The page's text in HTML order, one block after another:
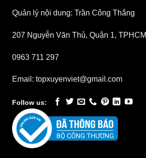
Quản lý nội dung: Trần Công Thắng
207 Nguyễn Văn Thủ, Quận 1, TPHCM
0963 711 297
Email: topxuyenviet@gmail.com
Follow us: